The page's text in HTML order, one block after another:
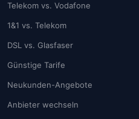
Telekom vs. Vodafone
1&1 vs. Telekom
DSL vs. Glasfaser
Günstige Tarife
Neukunden-Angebote
Anbieter wechseln